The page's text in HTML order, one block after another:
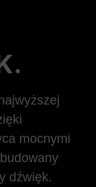
mocnymi
dźwięk.